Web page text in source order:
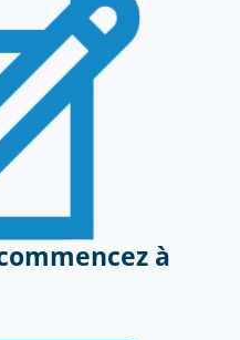
à